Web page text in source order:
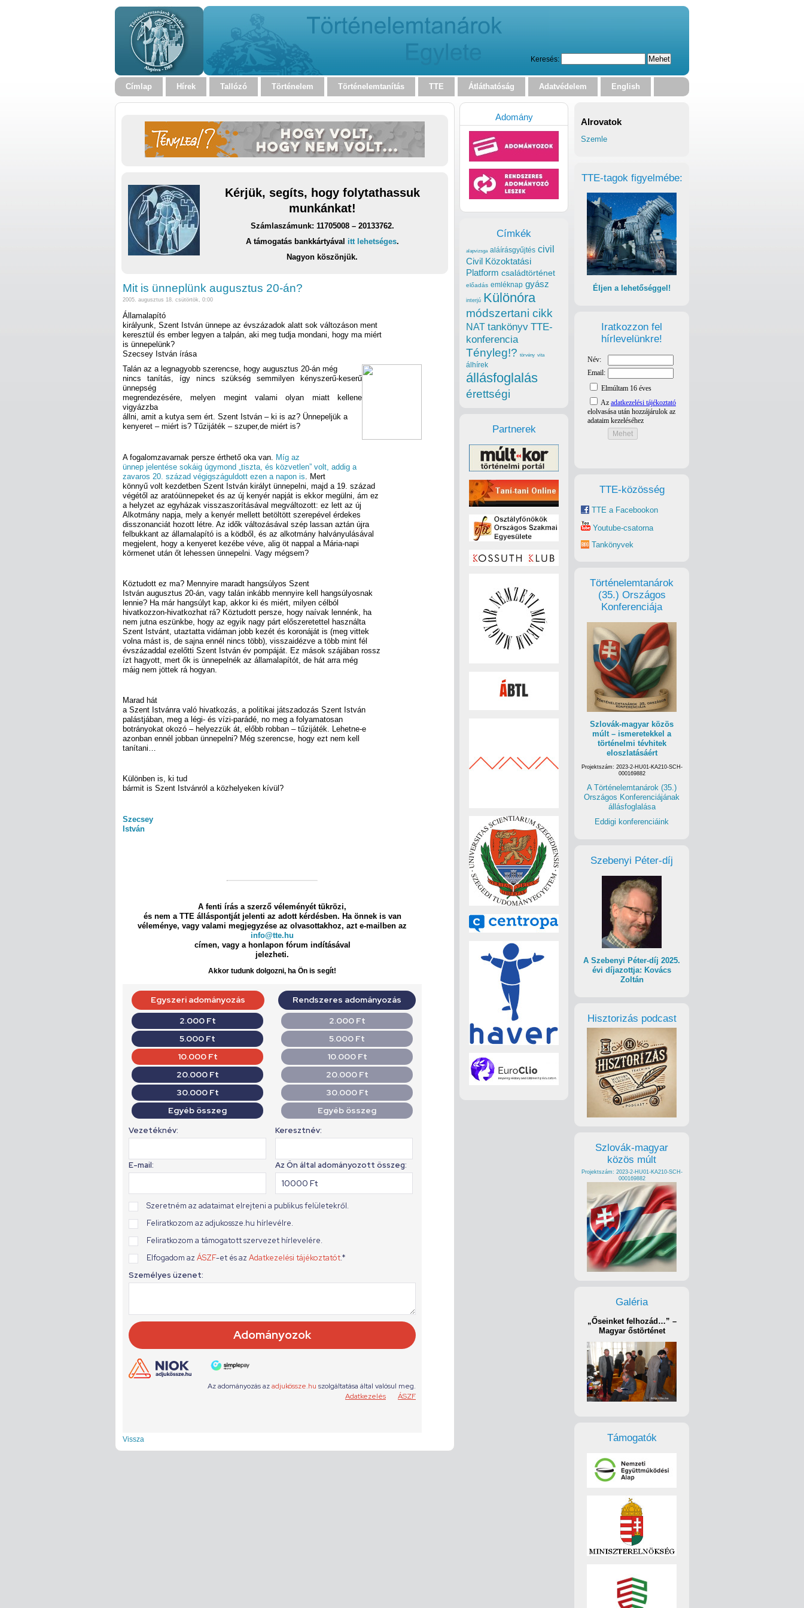
Keresés:
Címlap Hírek Tallózó Történelem Történelemtanítás TTE Átláthatóság Adatvédelem English
Kérjük, segíts, hogy folytathassuk
munkánkat!
Számlaszámunk: 11705008 – 20133762.
A támogatás bankkártyával itt lehetséges.
Nagyon köszönjük.
Mit is ünneplünk augusztus 20-án?
2005. augusztus 18. csütörtök, 0:00
Államalapító
királyunk, Szent István ünnepe az évszázadok alatt sok változáson ment
keresztül és ember legyen a talpán, aki meg tudja mondani, hogy ma miért
is ünnepelünk?
Szecsey István írása
Talán az a legnagyobb szerencse, hogy augusztus 20-án még
nincs tanítás, így nincs szükség semmilyen kényszerű-keserű
ünnepség
megrendezésére, melyen megint valami olyan miatt kellene
vigyázzba
állni, amit a kutya sem ért. Szent István – ki is az? Ünnepeljük a
kenyeret – miért is? Tűzijáték – szuper,de miért is?
A fogalomzavarnak persze érthető oka van. Míg az
ünnep jelentése sokáig úgymond „tiszta, és közvetlen” volt, addig a
zavaros 20. század végigszáguldott ezen a napon is . Mert
könnyű volt kezdetben Szent István királyt ünnepelni, majd a 19. század
végétől az aratóünnepeket és az új kenyér napját is ekkor megülni, ám ez
a helyzet az egyházak visszaszorításával megváltozott: ez lett az új
Alkotmány napja, mely a kenyér mellett betöltött szerepével érdekes
disszonanciát hozott létre. Az idők változásával szép lassan aztán újra
felbukkant az államalapító is a ködből, és az alkotmány halványulásával
megjelent, hogy a kenyeret kezébe véve, alig öt nappal a Mária-napi
körmenet után őt lehessen ünnepelni. Vagy mégsem?
Köztudott ez ma? Mennyire maradt hangsúlyos Szent
István augusztus 20-án, vagy talán inkább mennyire kell hangsúlyosnak
lennie? Ha már hangsúlyt kap, akkor ki és miért, milyen célból
hivatkozzon-hivatkozhat rá? Köztudott persze, hogy naívak lennénk, ha
nem jutna eszünkbe, hogy az egyik nagy párt előszeretettel használta
Szent Istvánt, utaztatta vidáman jobb kezét és koronáját is (meg vittek
volna mást is, de sajna ennél nincs több), visszaidézve a több mint fél
évszázaddal ezelőtti Szent István év pompáját. Ez mások szájában rossz
ízt hagyott, mert ők is ünnepelnék az államalapítót, de hát arra még
máig nem jöttek rá hogyan.
Marad hát
a Szent Istvánra való hivatkozás, a politikai játszadozás Szent István
palástjában, meg a légi- és vízi-parádé, no meg a folyamatosan
botrányokat okozó – helyezzük át, előbb robban – tűzijáték. Lehetne-e
azonban ennél jobban ünnepelni? Még szerencse, hogy ezt nem kell
tanítani…
Különben is, ki tud
bármit is Szent Istvánról a közhelyeken kívül?
Szecsey
István
A fenti írás a szerző véleményét tükrözi,
és nem a TTE álláspontját jelenti az adott kérdésben. Ha önnek is van
véleménye, vagy valami megjegyzése az olvasottakhoz, azt e-mailben az
info@tte.hu
címen, vagy a honlapon fórum indításával
jelezheti.
Akkor tudunk dolgozni, ha Ön is segít!
Vissza
Alrovatok
Szemle
TTE-tagok figyelmébe:
Éljen a lehetőséggel!
Iratkozzon fel
hírlevelünkre!
TTE-közösség
TTE a Facebookon
Youtube-csatorna
Tankönyvek
Történelemtanárok
(35.) Országos
Konferenciája
Szlovák-magyar közös
múlt – ismeretekkel a
történelmi tévhitek
eloszlatásáért
Projektszám: 2023-2-HU01-KA210-SCH-
000169882
A Történelemtanárok (35.)
Országos Konferenciájának
állásfoglalása
Eddigi konferenciáink
Szebenyi Péter-díj
A Szebenyi Péter-díj 2025.
évi díjazottja: Kovács
Zoltán
Hisztorizás podcast
Szlovák-magyar
közös múlt
Projektszám: 2023-2-HU01-KA210-SCH-
000169882
Galéria
„Őseinket felhozád…” –
Magyar őstörténet
Támogatók
Adomány
Címkék
alapvizsga aláírásgyűjtés civil
Civil Közoktatási
Platform családtörténet
előadás emléknap gyász
interjú Különóra
módszertani cikk
NAT tankönyv TTE-
konferencia
Tényleg!? törvény vita
álhírek
állásfoglalás
érettségi
Partnerek